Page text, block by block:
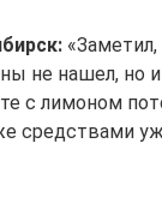
«Заметил,
не нашел, но
с лимоном
средствами